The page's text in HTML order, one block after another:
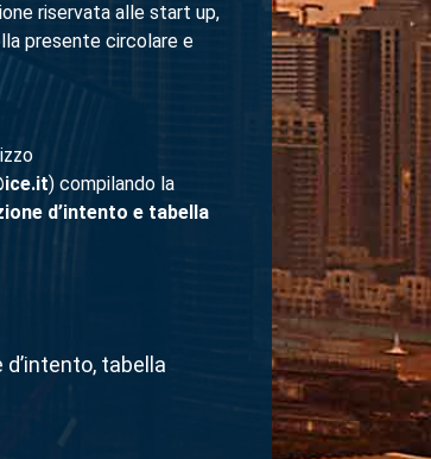
riservata alle start up,
presente circolare e
) compilando la
d’intento e tabella
tabella